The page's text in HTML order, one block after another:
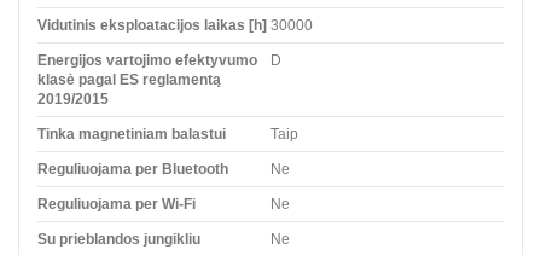
Vidutinis eksploatacijos laikas [h] 30000
Energijos vartojimo efektyvumo
klasė pagal ES reglamentą
2019/2015
D
Tinka magnetiniam balastui Taip
Reguliuojama per Bluetooth Ne
Reguliuojama per Wi-Fi Ne
Su prieblandos jungikliu Ne